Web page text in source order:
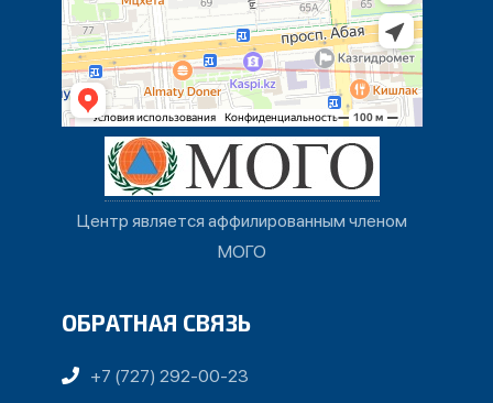
Центр является аффилированным членом
МОГО
ОБРАТНАЯ СВЯЗЬ
+7 (727) 292-00-23